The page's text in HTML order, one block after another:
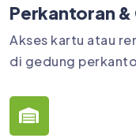
Perkantoran &
Akses kartu atau
di gedung